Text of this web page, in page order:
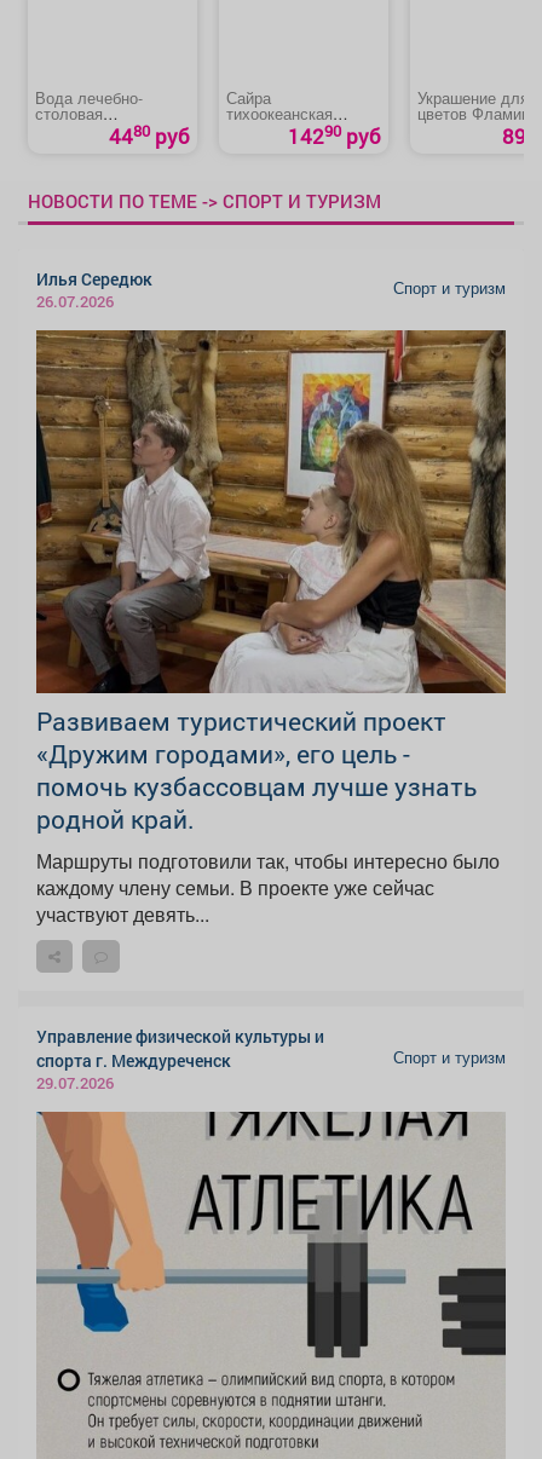
Вода лечебно-
столовая
минеральная
природная питьевая
4480 руб
Сайра
тихоокеанская
натуральная с
добавлением масла
14290 руб
Украшение для
цветов Фламинго с
крыльями 89
НОВОСТИ ПО ТЕМЕ -> СПОРТ И ТУРИЗМ
Илья Середюк
26.07.2026
Спорт и туризм
Развиваем туристический проект
«Дружим городами», его цель -
помочь кузбассовцам лучше узнать
родной край.
Маршруты подготовили так, чтобы интересно было
каждому члену семьи. В проекте уже сейчас
участвуют девять...
Управление физической культуры и
спорта г. Междуреченск
29.07.2026
Спорт и туризм